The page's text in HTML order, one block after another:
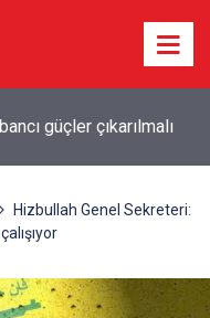
güçler çıkarılmalı
Hizbullah Genel Sekreteri: